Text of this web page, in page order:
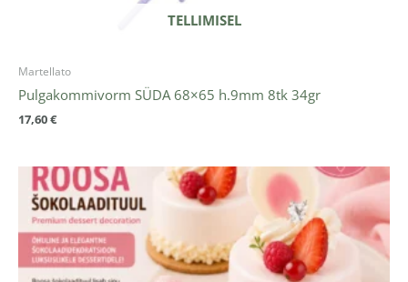
TELLIMISEL
Martellato
Pulgakommivorm SÜDA 68×65 h.9mm 8tk 34gr
17,60€